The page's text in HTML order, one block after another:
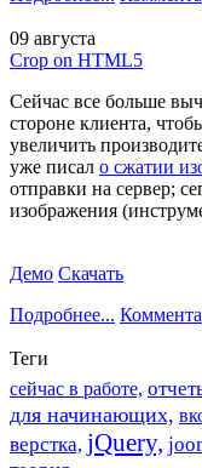
09 августа
Crop on HTML5
Cейчас все больше
стороне клиента,
увеличить
уже писал о сжатии
отправки на сервер;
изображения
Демо Скачать
Подробнее...
Теги
сейчас в работе,
для начинающих,
верстка, jQuery,